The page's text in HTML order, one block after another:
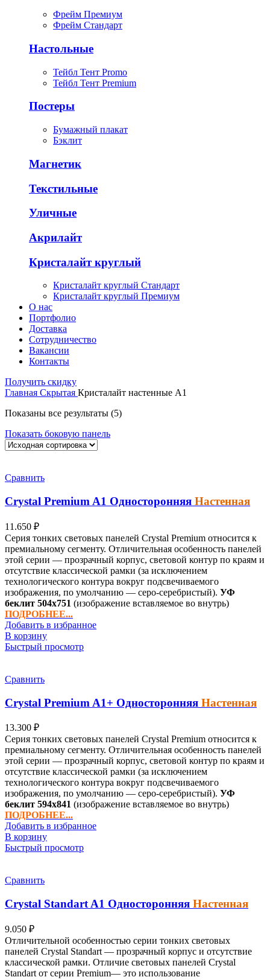
Фрейм Премиум
Фрейм Стандарт
Настольные
Тейбл Тент Promo
Тейбл Тент Premium
Постеры
Бумажный плакат
Бэклит
Магнетик
Текстильные
Уличные
Акрилайт
Кристалайт круглый
Кристалайт круглый Стандарт
Кристалайт круглый Премиум
О нас
Портфолио
Доставка
Сотрудничество
Вакансии
Контакты
Получить скидку
Главная Скрытая Кристалайт настенные A1
Показаны все результаты (5)
Показать боковую панель
Сравнить
Crystal PremiumA1 Односторонняя Настенная
11.650 ₽
Серия тонких световых панелей Crystal Premium относится к
премиальному сегменту. Отличительная особенность панелей
этой серии — прозрачный корпус, световой контур по краям и
отсутствие классической рамки (за исключением
технологического контура вокруг подсвечиваемого
изображения, по умолчанию — серо-серебристый). УФ
беклит 504х751 (изображение вставляемое во внутрь)
ПОДРОБНЕЕ...
Добавить в избранное
В корзину
Быстрый просмотр
Сравнить
Crystal Premium A1+ Односторонняя Настенная
13.300 ₽
Серия тонких световых панелей Crystal Premium относится к
премиальному сегменту. Отличительная особенность панелей
этой серии — прозрачный корпус, световой контур по краям и
отсутствие классической рамки (за исключением
технологического контура вокруг подсвечиваемого
изображения, по умолчанию — серо-серебристый). УФ
беклит 594х841 (изображение вставляемое во внутрь)
ПОДРОБНЕЕ...
Добавить в избранное
В корзину
Быстрый просмотр
Сравнить
Crystal Standart A1 Односторонняя Настенная
9.050 ₽
Отличительной особенностью серии тонких световых
панелей Crystal Standart — прозрачный корпус и отсутствие
классической рамки. Отличие световых панелей Crystal
Standart от серии Premium— это использование